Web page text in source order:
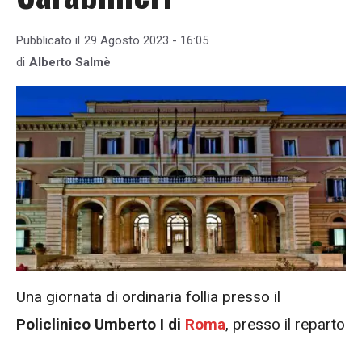
Pubblicato il 29 Agosto 2023 - 16:05
di Alberto Salmè
Una giornata di ordinaria follia presso il
Policlinico Umberto I di Roma, presso il reparto